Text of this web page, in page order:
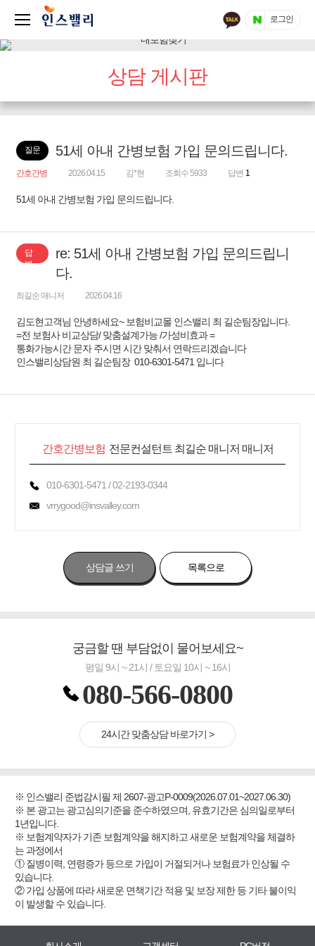
로그인
상담 게시판
질문 51세 아내 간병보험 가입 문의드립니다.
간호간병 2026.04.15 김*현 조회수 5933 답변 1
51세 아내 간병보험 가입 문의드립니다.
답
변
re: 51세 아내 간병보험 가입 문의드립니
다.
최길순 매니저 2026.04.16
김도현고객님 안녕하세요~ 보험비교몰 인스밸리 최 길순팀장입니다.
=전 보험사 비교상담/ 맞춤설계가능 /가성비효과 =
통화가능시간 문자 주시면 시간 맞춰서 연락드리겠습니다
인스밸리상담원 최 길순팀장 010-6301-5471 입니다
간호간병보험 전문컨설턴트 최길순 매니저 매니저
010-6301-5471 / 02-2193-0344
vrrygood@insvalley.com
상담글 쓰기 목록으로
궁금할 땐 부담없이 물어보세요~
평일 9시 ~ 21시 / 토요일 10시 ~ 16시
080-566-0800
24시간 맞춤상담 바로가기 >
※ 인스밸리 준법감시필 제 2607-광고P-0009(2026.07.01~2027.06.30)
※ 본 광고는 광고심의기준을 준수하였으며, 유효기간은 심의일로부터
1년입니다.
※ 보험계약자가 기존 보험계약을 해지하고 새로운 보험계약을 체결하
는 과정에서
① 질병이력, 연령증가 등으로 가입이 거절되거나 보험료가 인상될 수
있습니다.
② 가입 상품에 따라 새로운 면책기간 적용 및 보장 제한 등 기타 불이익
이 발생할 수 있습니다.